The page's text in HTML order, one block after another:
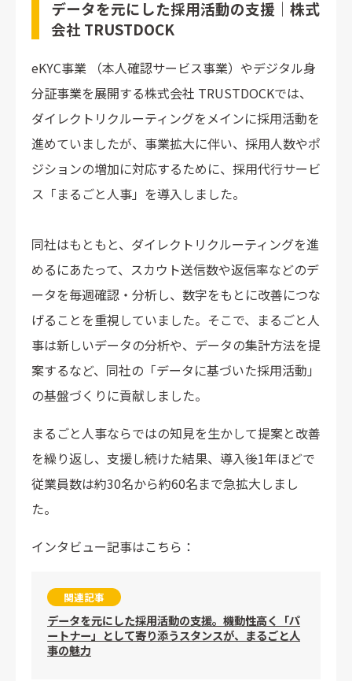
データを元にした採用活動の支援｜株式
会社 TRUSTDOCK
eKYC事業 （本人確認サービス事業）やデジタル身
分証事業を展開する株式会社 TRUSTDOCKでは、
ダイレクトリクルーティングをメインに採用活動を
進めていましたが、事業拡大に伴い、採用人数やポ
ジションの増加に対応するために、採用代行サービ
ス「まるごと人事」を導入しました。
同社はもともと、ダイレクトリクルーティングを進
めるにあたって、スカウト送信数や返信率などのデ
ータを毎週確認・分析し、数字をもとに改善につな
げることを重視していました。そこで、まるごと人
事は新しいデータの分析や、データの集計方法を提
案するなど、同社の「データに基づいた採用活動」
の基盤づくりに貢献しました。
まるごと人事ならではの知見を生かして提案と改善
を繰り返し、支援し続けた結果、導入後1年ほどで
従業員数は約30名から約60名まで急拡大しまし
た。
インタビュー記事はこちら：
関連記事
データを元にした採用活動の支援。機動性高く「パ
ートナー」として寄り添うスタンスが、まるごと人
事の魅力